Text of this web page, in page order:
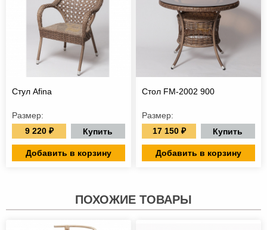
Стул Afina
Размер:
9 220 ₽
Купить
Добавить в корзину
Стол FM-2002 900
Размер:
17 150 ₽
Купить
Добавить в корзину
ПОХОЖИЕ ТОВАРЫ